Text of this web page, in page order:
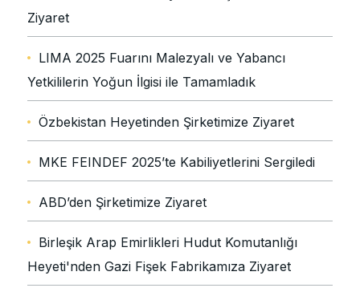
Ziyaret
LIMA 2025 Fuarını Malezyalı ve Yabancı
Yetkililerin Yoğun İlgisi ile Tamamladık
Özbekistan Heyetinden Şirketimize Ziyaret
MKE FEINDEF 2025’te Kabiliyetlerini Sergiledi
ABD’den Şirketimize Ziyaret
Birleşik Arap Emirlikleri Hudut Komutanlığı
Heyeti'nden Gazi Fişek Fabrikamıza Ziyaret